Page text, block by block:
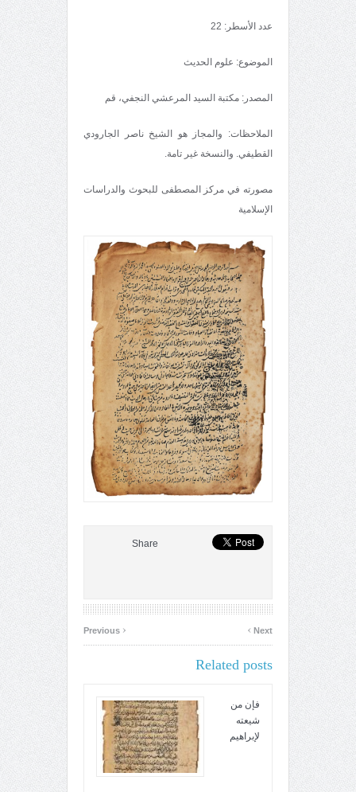
عدد الأسطر: 22
الموضوع: علوم الحديث
المصدر: مكتبة السيد المرعشي النجفي، قم
الملاحظات: والمجاز هو الشيخ ناصر الجارودي
القطيفي. والنسخة غير تامة.
مصورته في مركز المصطفى للبحوث والدراسات
الإسلامية
Share
‹ Next
›
Related posts
فإن من
شيعته
لإبراهيم